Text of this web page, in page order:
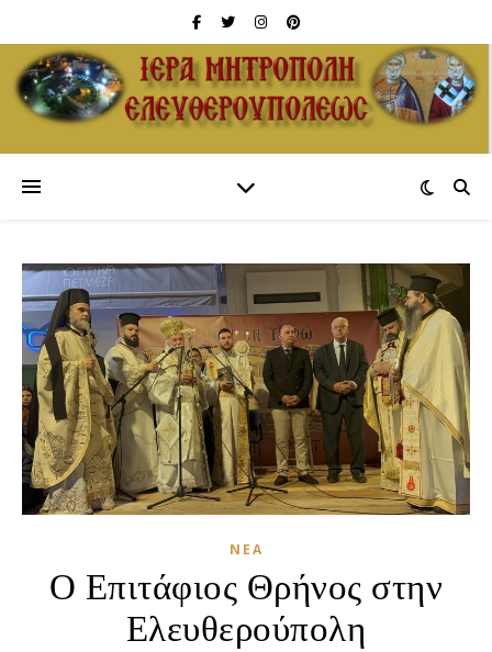
ΝΈΑ
Ο Επιτάφιος Θρήνος στην
Ελευθερούπολη